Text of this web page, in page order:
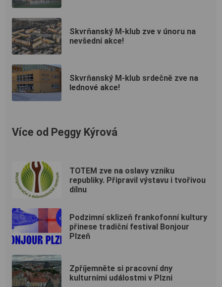
Skvrňanský M-klub zve v únoru na
nevšední akce!
Skvrňanský M-klub srdečně zve na
lednové akce!
Více od Peggy Kýrová
TOTEM zve na oslavy vzniku
republiky. Připravil výstavu i tvořivou
dílnu
Podzimní sklizeň frankofonní kultury
přinese tradiční festival Bonjour
Plzeň
Zpříjemněte si pracovní dny
kulturními událostmi v Plzni